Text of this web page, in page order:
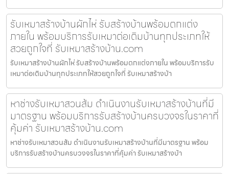
รับเหมาสร้างบ้านผักไห่ รับสร้างบ้านพร้อมตกแต่ง
ภายใน พร้อมบริการรับเหมาต่อเติมบ้านทุกประเภทให้
สวยถูกใจที่ รับเหมาสร้างบ้าน.com
รับเหมาสร้างบ้านผักไห่ รับสร้างบ้านพร้อมตกแต่งภายใน พร้อมบริการรับ
เหมาต่อเติมบ้านทุกประเภทให้สวยถูกใจที่ รับเหมาสร้างบ้า
หาช่างรับเหมาสวนส้ม ดำเนินงานรับเหมาสร้างบ้านที่มี
มาตรฐาน พร้อมบริการรับสร้างบ้านครบวงจรในราคาที่
คุ้มค่า รับเหมาสร้างบ้าน.com
หาช่างรับเหมาสวนส้ม ดำเนินงานรับเหมาสร้างบ้านที่มีมาตรฐาน พร้อม
บริการรับสร้างบ้านครบวงจรในราคาที่คุ้มค่า รับเหมาสร้างบ้า